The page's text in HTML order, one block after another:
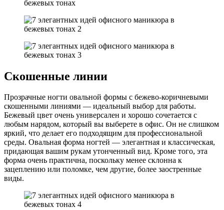
Скошенные линии
Прозрачные ногти овальной формы с бежево-коричневыми
скошенными линиями — идеальный выбор для работы.
Бежевый цвет очень универсален и хорошо сочетается с
любым нарядом, который вы выберете в офис. Он не слишком
яркий, что делает его подходящим для профессиональной
среды. Овальная форма ногтей — элегантная и классическая,
придающая вашим рукам утонченный вид. Кроме того, эта
форма очень практична, поскольку менее склонна к
зацеплению или поломке, чем другие, более заостренные
виды.